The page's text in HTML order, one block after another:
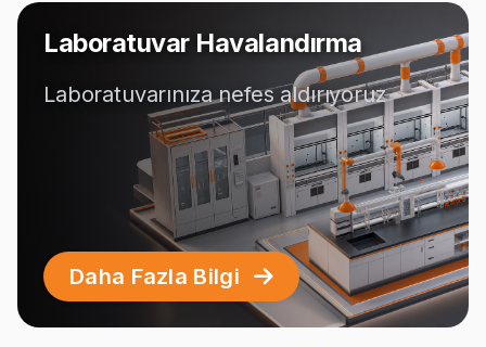
Laboratuvar Havalandırma
Laboratuvarınıza nefes aldırıyoruz
Daha Fazla Bilgi